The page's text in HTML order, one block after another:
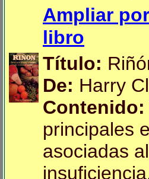
Ampliar
libro
Título:
De: Harry
Contenido:
principales
asociadas